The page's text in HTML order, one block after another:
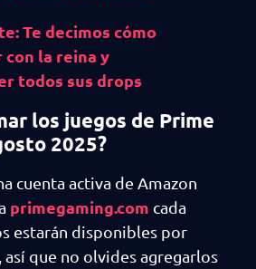
Te decimos cómo
con la reina y
todos sus drops
los juegos de Prime
2025?
cuenta activa de Amazon
primegaming.com cada
estarán disponibles por
que no olvides agregarlos